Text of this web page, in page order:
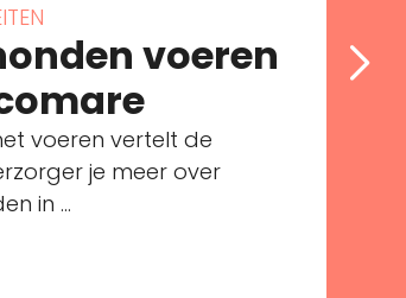
voeren
voeren vertelt de
je meer over
in ...